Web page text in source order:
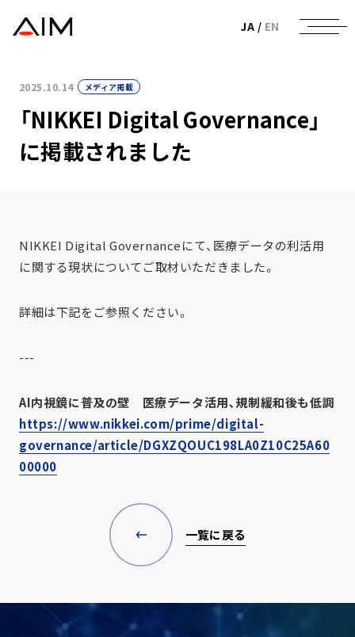
株式会社AIメディカルサービス
JA / EN
2025.10.14 メディア掲載
「NIKKEI Digital Governance」
に掲載されました
NIKKEI Digital Governanceにて、医療データの利活用
に関する現状についてご取材いただきました。
詳細は下記をご参照ください。
---
AI内視鏡に普及の壁 医療データ活用､規制緩和後も低調
https://www.nikkei.com/prime/digital-
governance/article/DGXZQOUC198LA0Z10C25A60
00000
一覧に戻る